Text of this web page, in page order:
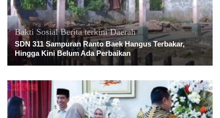
Bakti Sosial Berita terkini Daerah
SDN 311 Sampuran Ranto Baek Hangus Terbakar,
Hingga Kini Belum Ada Perbaikan